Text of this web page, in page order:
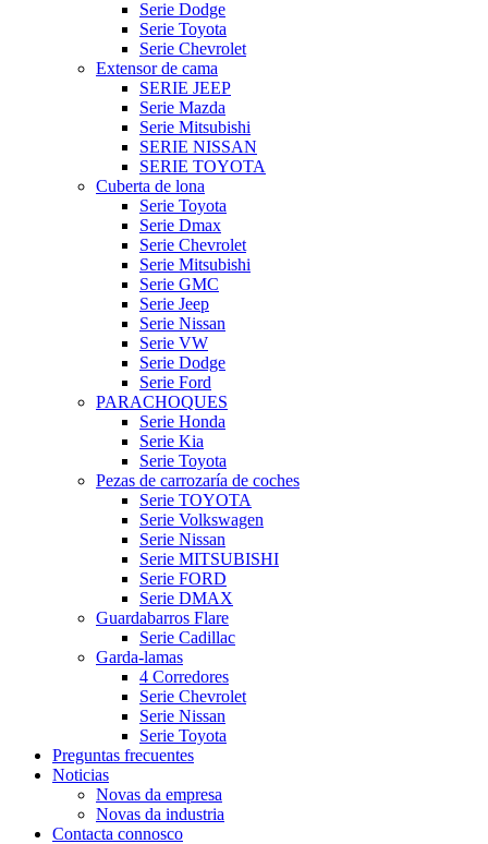
Serie Dodge
Serie Toyota
Serie Chevrolet
Extensor de cama
SERIE JEEP
Serie Mazda
Serie Mitsubishi
SERIE NISSAN
SERIE TOYOTA
Cuberta de lona
Serie Toyota
Serie Dmax
Serie Chevrolet
Serie Mitsubishi
Serie GMC
Serie Jeep
Serie Nissan
Serie VW
Serie Dodge
Serie Ford
PARACHOQUES
Serie Honda
Serie Kia
Serie Toyota
Pezas de carrozaría de coches
Serie TOYOTA
Serie Volkswagen
Serie Nissan
Serie MITSUBISHI
Serie FORD
Serie DMAX
Guardabarros Flare
Serie Cadillac
Garda-lamas
4 Corredores
Serie Chevrolet
Serie Nissan
Serie Toyota
Preguntas frecuentes
Noticias
Novas da empresa
Novas da industria
Contacta connosco